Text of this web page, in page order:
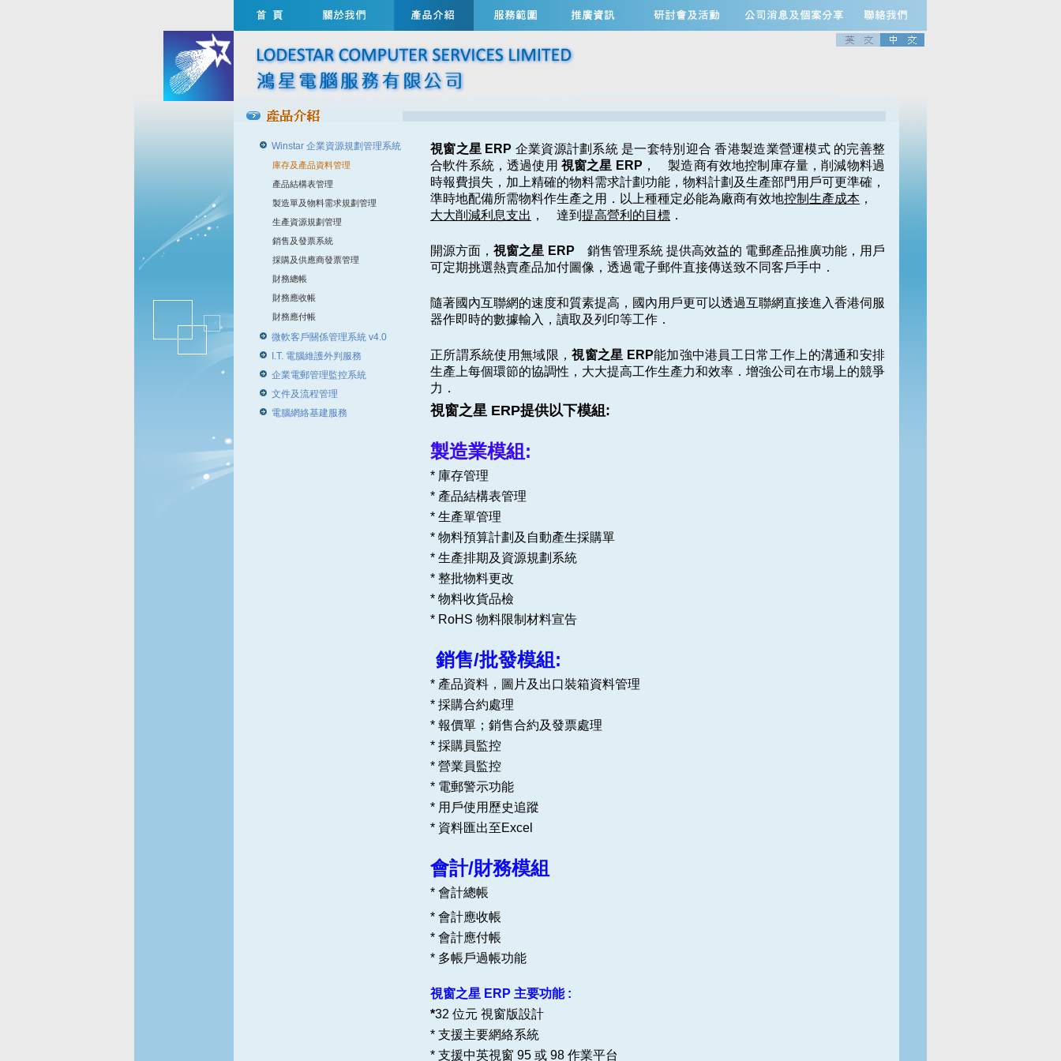
Winstar 企業資源規劃管理系統
庫存及產品資料管理
產品結構表管理
製造單及物料需求規劃管理
生產資源規劃管理
銷售及發票系統
採購及供應商發票管理
財務總帳
財務應收帳
財務應付帳
微軟客戶關係管理系統 v4.0
I.T. 電腦維護外判服務
企業電郵管理監控系統
文件及流程管理
電腦網絡基建服務
視窗之星 ERP 企業資源計劃系統 是一套特別迎合 香港製造業營運模式 的完善整
合軟件系統，透過使用 視窗之星 ERP ，
製造商有效地控制庫存量，削減物料過
時報費損失，加上精確的物料需求計劃功能，物料計劃及生產部門用戶可更準確，
準時地配備所需物料作生產之用．以上種種定必能為廠商有效地控制生產成本 ，
大大削減利息支出 ， 達到 提高營利的目標 ．
開源方面，視窗之星 ERP
銷售管理系統 提供高效益的 電郵產品推廣功能，用戶
可定期挑選熱賣產品加付圖像，透過電子郵件直接傳送致不同客戶手中．
隨著國內互聯網的速度和質素提高，國內用戶更可以透過互聯網直接進入香港伺服
器作即時的數據輸入，讀取及列印等工作．
正所謂系統使用無域限，視窗之星 ERP能加強中港員工日常工作上的溝通和安排
生產上每個環節的協調性，大大提高工作生產力和效率．增強公司在市場上的競爭
力．
視窗之星 ERP提供以下模組 :
製造業模組:
* 庫存管理
* 產品結構表管理
* 生產單管理
* 物料預算計劃及自動產生採購單
* 生產排期及資源規劃系統
* 整批物料更改
* 物料收貨品檢
* RoHS 物料限制材料宣告
銷售/批發模組:
* 產品資料，圖片及出口裝箱資料管理
* 採購合約處理
* 報價單；銷售合約及發票處理
* 採購員監控
* 營業員監控
* 電郵警示功能
* 用戶使用歷史追蹤
* 資料匯出至Excel
會計/財務模組
* 會計總帳
* 會計應收帳
* 會計應付帳
* 多帳戶過帳功能
視窗之星 ERP 主要功能 :
*32 位元 視窗版設計
* 支援主要網絡系統
* 支援中英視窗 95 或 98 作業平台